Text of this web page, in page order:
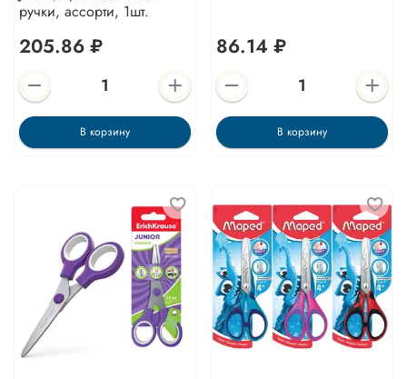
ручки, ассорти, 1шт.
205.86 ₽
В корзину
86.14 ₽
В корзину